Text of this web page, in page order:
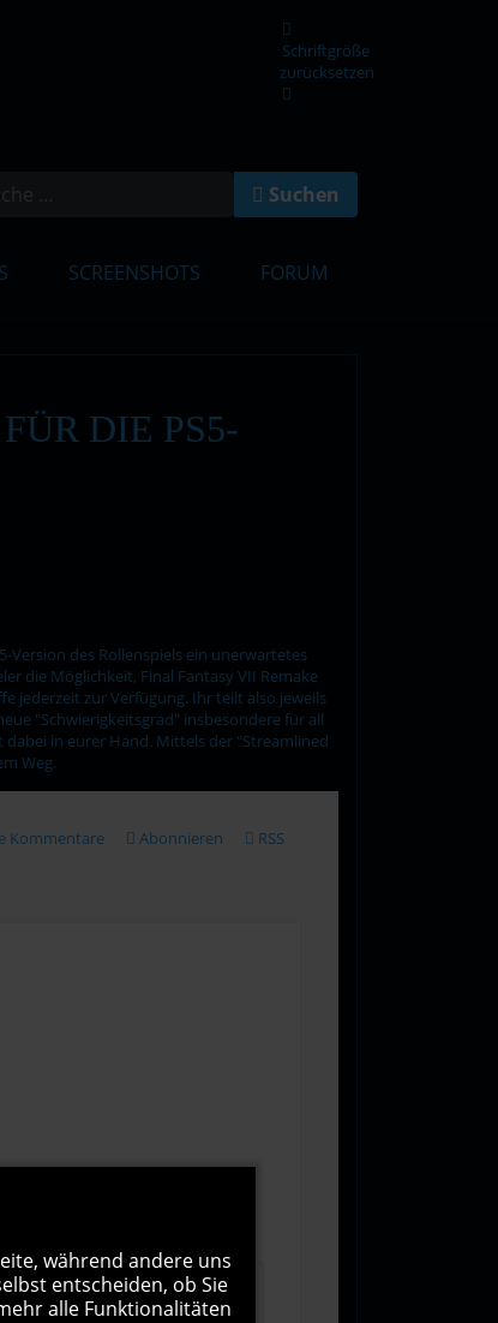
Schriftgröße
zurücksetzen
Suchen
SCREENSHOTS FORUM
DIE PS5-
Version des Rollenspiels ein unerwartetes
die Möglichkeit, Final Fantasy VII Remake
jederzeit zur Verfügung. Ihr teilt also jeweils
"Schwierigkeitsgrad" insbesondere für all
dabei in eurer Hand. Mittels der "Streamlined
Weg.
Kommentare Abonnieren RSS
während andere uns
entscheiden, ob Sie
alle Funktionalitäten